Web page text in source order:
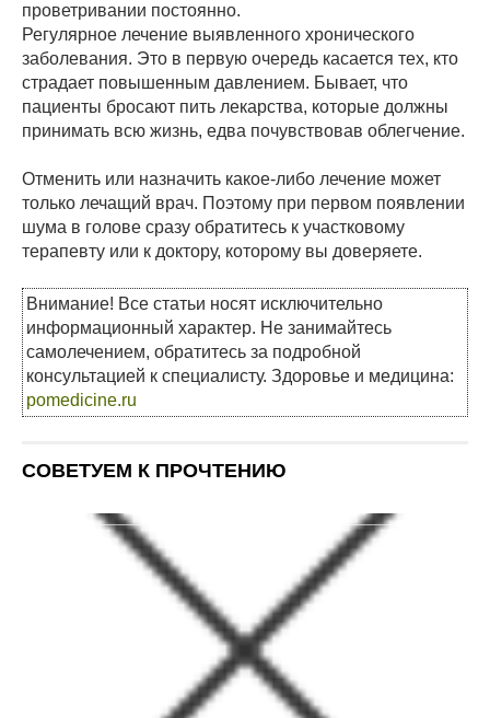
проветривании постоянно.
Регулярное лечение выявленного хронического
заболевания. Это в первую очередь касается тех, кто
страдает повышенным давлением. Бывает, что
пациенты бросают пить лекарства, которые должны
принимать всю жизнь, едва почувствовав облегчение.
Отменить или назначить какое-либо лечение может
только лечащий врач. Поэтому при первом появлении
шума в голове сразу обратитесь к участковому
терапевту или к доктору, которому вы доверяете.
Внимание! Все статьи носят исключительно
информационный характер. Не занимайтесь
самолечением, обратитесь за подробной
консультацией к специалисту. Здоровье и медицина:
pomedicine.ru
СОВЕТУЕМ К ПРОЧТЕНИЮ